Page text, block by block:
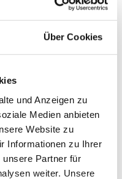
Über Cookies
und Anzeigen zu
Medien anbieten
Website zu
Informationen zu Ihrer
unsere Partner für
weiter. Unsere
Skills